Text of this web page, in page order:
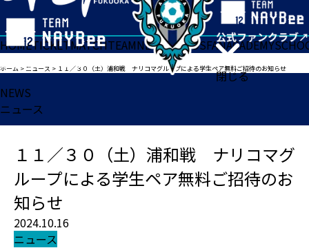
閉じる
HOMETICKETMATCHTEAMNEWSGOODSFANACADEMY
ホーム >ニュース > １１／３０（土）浦和戦 ナリコマグループによる学生ペア無料ご招待のお知らせ
NEWS
ニュース
１１／３０（土）浦和戦 ナリコマグ
ループによる学生ペア無料ご招待のお
知らせ
2024.10.16
ニュース